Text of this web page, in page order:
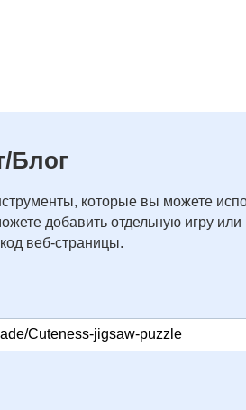
Блог
которые вы можете
добавить отдельную игру
веб-страницы.